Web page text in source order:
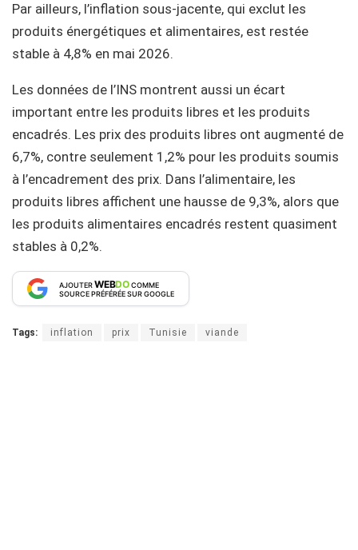
Par ailleurs, l’inflation sous-jacente, qui exclut les
produits énergétiques et alimentaires, est restée
stable à 4,8% en mai 2026.
Les données de l’INS montrent aussi un écart
important entre les produits libres et les produits
encadrés. Les prix des produits libres ont augmenté de
6,7%, contre seulement 1,2% pour les produits soumis
à l’encadrement des prix. Dans l’alimentaire, les
produits libres affichent une hausse de 9,3%, alors que
les produits alimentaires encadrés restent quasiment
stables à 0,2%.
AJOUTERWEBDOCOMME
SOURCE PRÉFÉRÉE SUR GOOGLE
Tags: inflation prix Tunisie viande